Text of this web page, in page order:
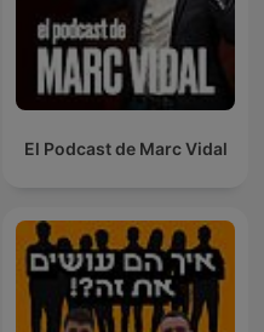
El Podcast de Marc Vidal